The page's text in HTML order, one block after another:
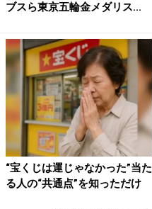
ブスら東京五輪金メダリス...
“宝くじは運じゃなかった”当た
る人の“共通点”を知っただけ